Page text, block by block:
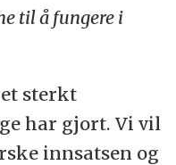
til å fungere i
sterkt
har gjort. Vi vil
innsatsen og